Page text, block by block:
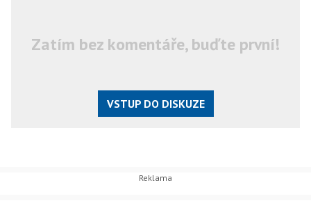
Zatím bez komentáře, buďte první!
VSTUP DO DISKUZE